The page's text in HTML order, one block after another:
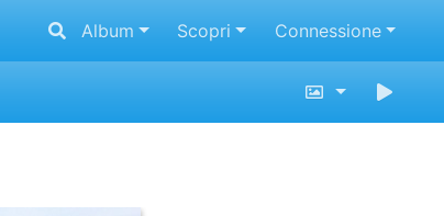
Album Scopri Connessione